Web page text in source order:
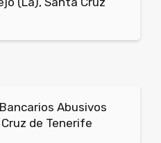
Abusivos
de Tenerife